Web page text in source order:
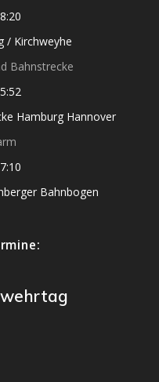
/ Kirchweyhe
Bahnstrecke
Hamburg Hannover
Bahnbogen